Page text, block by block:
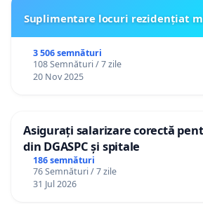
Suplimentare locuri rezidențiat
3 506 semnături
108 Semnături / 7 zile
20 Nov 2025
Asigurați salarizare corectă
din DGASPC și spitale
186 semnături
76 Semnături / 7 zile
31 Jul 2026